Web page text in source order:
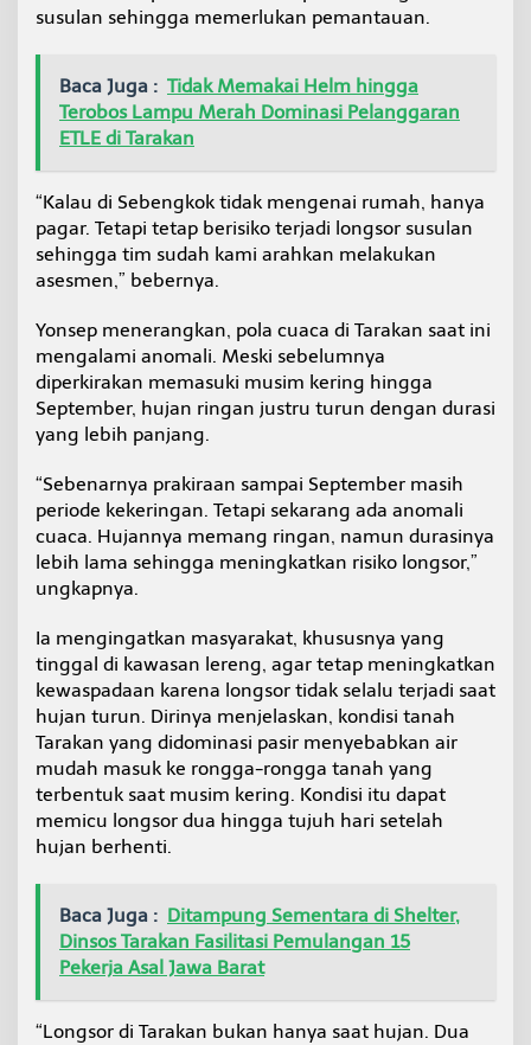
susulan sehingga memerlukan pemantauan.
Baca Juga : Tidak Memakai Helm hingga
Terobos Lampu Merah Dominasi Pelanggaran
ETLE di Tarakan
“Kalau di Sebengkok tidak mengenai rumah, hanya
pagar. Tetapi tetap berisiko terjadi longsor susulan
sehingga tim sudah kami arahkan melakukan
asesmen,” bebernya.
Yonsep menerangkan, pola cuaca di Tarakan saat ini
mengalami anomali. Meski sebelumnya
diperkirakan memasuki musim kering hingga
September, hujan ringan justru turun dengan durasi
yang lebih panjang.
“Sebenarnya prakiraan sampai September masih
periode kekeringan. Tetapi sekarang ada anomali
cuaca. Hujannya memang ringan, namun durasinya
lebih lama sehingga meningkatkan risiko longsor,”
ungkapnya.
Ia mengingatkan masyarakat, khususnya yang
tinggal di kawasan lereng, agar tetap meningkatkan
kewaspadaan karena longsor tidak selalu terjadi saat
hujan turun. Dirinya menjelaskan, kondisi tanah
Tarakan yang didominasi pasir menyebabkan air
mudah masuk ke rongga-rongga tanah yang
terbentuk saat musim kering. Kondisi itu dapat
memicu longsor dua hingga tujuh hari setelah
hujan berhenti.
Baca Juga : Ditampung Sementara di Shelter,
Dinsos Tarakan Fasilitasi Pemulangan 15
Pekerja Asal Jawa Barat
“Longsor di Tarakan bukan hanya saat hujan. Dua